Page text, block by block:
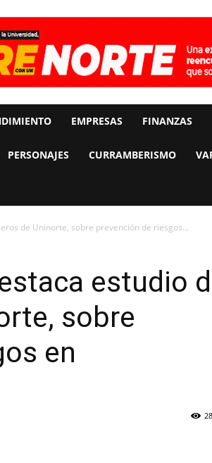
EMPRESAS FINANZAS
PERSONAJES CURRAMBERISMO
de Uninorte, sobre prevención de riesgos...
estudio
sobre
en
28